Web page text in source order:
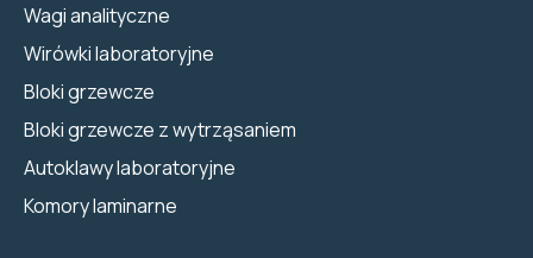
Wagi analityczne
Wirówki laboratoryjne
Bloki grzewcze
Bloki grzewcze z wytrząsaniem
Autoklawy laboratoryjne
Komory laminarne